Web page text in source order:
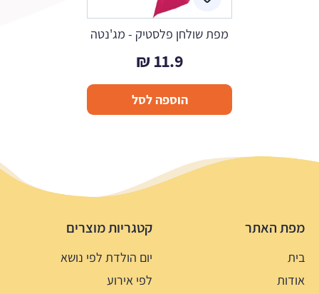
מפת שולחן פלסטיק - מג'נטה
11.9
₪
הוספה לסל
מפת האתר
בית
אודות
קטגריות מוצרים
יום הולדת לפי נושא
לפי אירוע